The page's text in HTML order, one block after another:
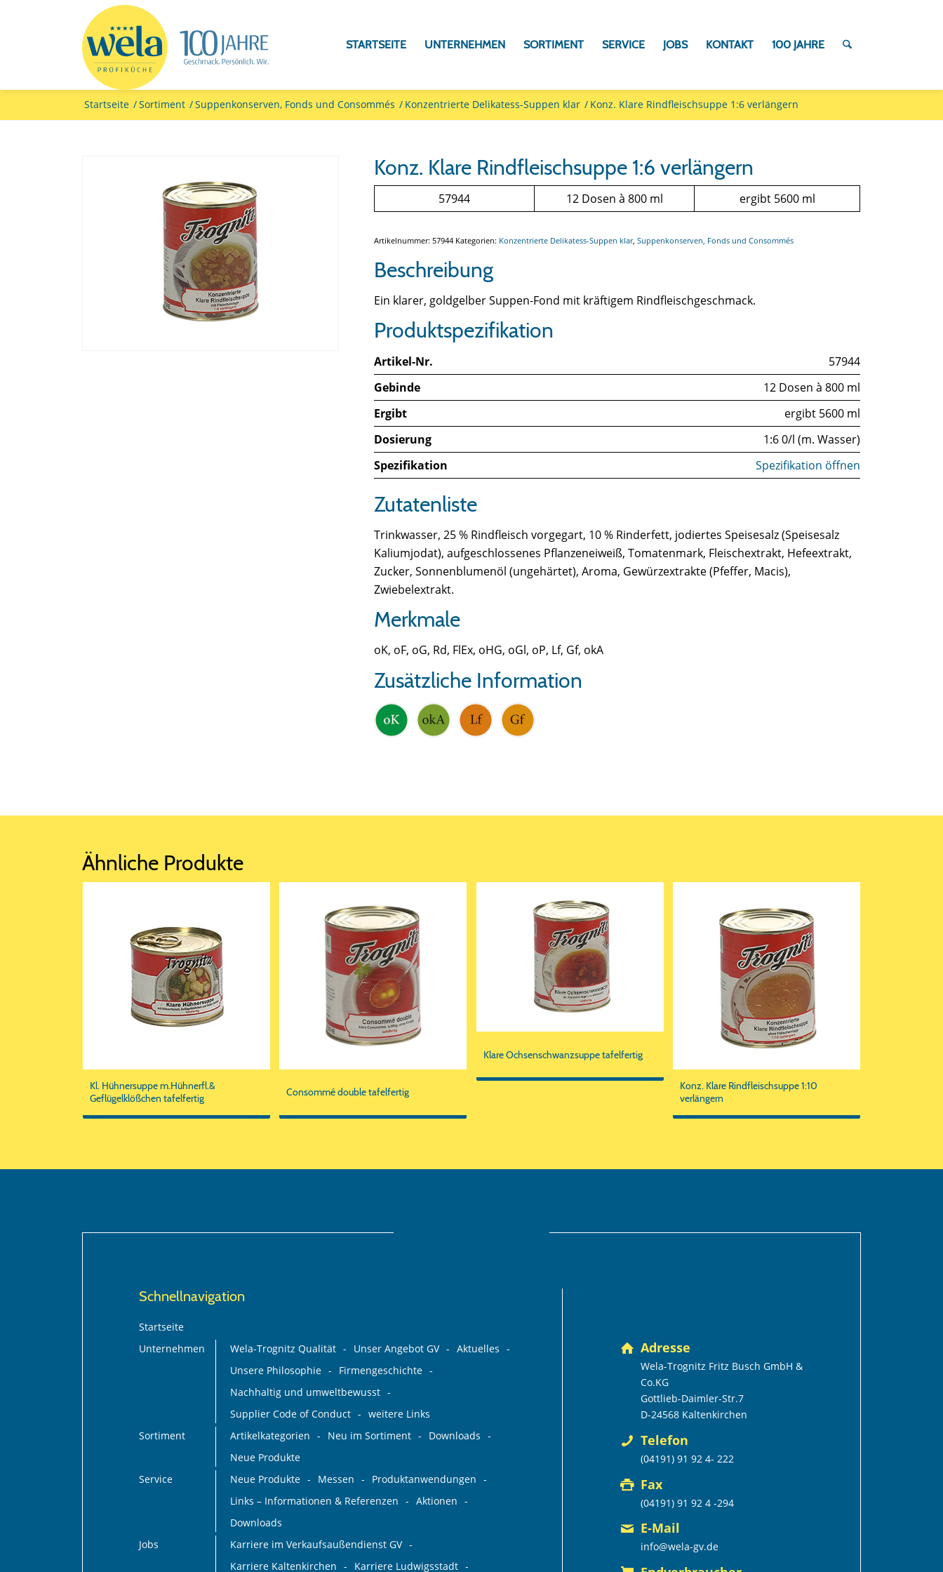
STARTSEITE UNTERNEHMEN SORTIMENT SERVICE JOBS KONTAKT 100 JAHRE
Startseite /Sortiment /Suppenkonserven, Fonds und Consommés / Konzentrierte Delikatess-Suppen klar / Konz. Klare Rindfleischsuppe 1:6 verlängern
Konz. Klare Rindfleischsuppe 1:6 verlängern
57944 12 Dosen à 800 ml ergibt 5600 ml
Artikelnummer:57944 Kategorien: Konzentrierte Delikatess-Suppen klar,Suppenkonserven, Fonds und Consommés
Beschreibung
Ein klarer, goldgelber Suppen-Fond mit kräftigem Rindfleischgeschmack.
Produktspezifikation
Artikel-Nr.
57944
Gebinde
12 Dosen à 800 ml
Ergibt
ergibt 5600 ml
Dosierung
1:6 0/l (m. Wasser)
Spezifikation
Spezifikation öffnen
Zutatenliste
Trinkwasser, 25 % Rindfleisch vorgegart, 10 % Rinderfett, jodiertes Speisesalz (Speisesalz
Kaliumjodat), aufgeschlossenes Pflanzeneiweiß, Tomatenmark, Fleischextrakt, Hefeextrakt,
Zucker, Sonnenblumenöl (ungehärtet), Aroma, Gewürzextrakte (Pfeffer, Macis),
Zwiebelextrakt.
Merkmale
oK, oF, oG, Rd, FlEx, oHG, oGl, oP, Lf, Gf, okA
Zusätzliche Information
Ähnliche Produkte
Kl. Hühnersuppe m.Hühnerfl.&
Geflügelklößchen tafelfertig
Consommé double tafelfertig
Klare Ochsenschwanzsuppe tafelfertig
Konz. Klare Rindfleischsuppe 1:10
verlängern
Schnellnavigation
Startseite
Unternehmen
Wela-Trognitz Qualität Unser Angebot GV
Aktuelles
Unsere Philosophie
Firmengeschichte
Nachhaltig und umweltbewusst
Supplier Code of Conduct
weitere Links
Sortiment
Artikelkategorien Neu im Sortiment
Downloads
Neue Produkte
Service
Neue Produkte Messen
Produktanwendungen
Links – Informationen & Referenzen
Aktionen
Downloads
Jobs
Karriere im Verkaufsaußendienst GV
Karriere Kaltenkirchen
Karriere Ludwigsstadt
Adresse
Wela-Trognitz Fritz Busch GmbH &
Co.KG
Gottlieb-Daimler-Str.7
D-24568 Kaltenkirchen
Telefon
(04191) 91 92 4- 222
Fax
(04191) 91 92 4 -294
E-Mail
info@wela-gv.de